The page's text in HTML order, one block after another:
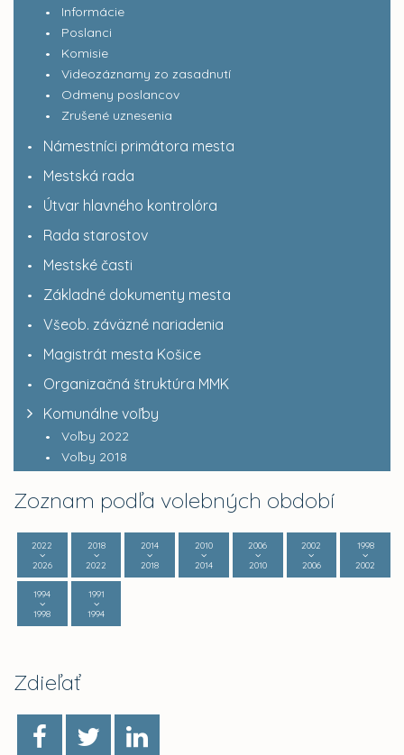
Informácie
Poslanci
Komisie
Videozáznamy zo zasadnutí
Odmeny poslancov
Zrušené uznesenia
Námestníci primátora mesta
Mestská rada
Útvar hlavného kontrolóra
Rada starostov
Mestské časti
Základné dokumenty mesta
Všeob. záväzné nariadenia
Magistrát mesta Košice
Organizačná štruktúra MMK
Komunálne voľby
Voľby 2022
Voľby 2018
Zoznam podľa volebných období
2022
2026
2018
2022
2014
2018
2010
2014
2006
2010
2002
2006
1998
2002
1994
1998
1991
1994
Zdieľať